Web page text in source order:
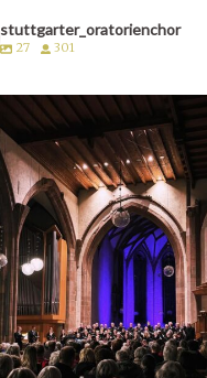
stuttgarter_oratorienchor
27 301
stuttgarter_oratorienchor
März 24